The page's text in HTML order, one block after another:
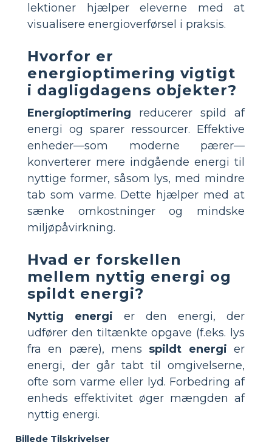
lektioner hjælper eleverne med at
visualisere energioverførsel i praksis.
Hvorfor er
energioptimering vigtigt
i dagligdagens objekter?
Energioptimering reducerer spild af
energi og sparer ressourcer. Effektive
enheder—som moderne pærer—
konverterer mere indgående energi til
nyttige former, såsom lys, med mindre
tab som varme. Dette hjælper med at
sænke omkostninger og mindske
miljøpåvirkning.
Hvad er forskellen
mellem nyttig energi og
spildt energi?
Nyttig energi er den energi, der
udfører den tiltænkte opgave (f.eks. lys
fra en pære), mens spildt energi er
energi, der går tabt til omgivelserne,
ofte som varme eller lyd. Forbedring af
enheds effektivitet øger mængden af
nyttig energi.
Billede Tilskrivelser